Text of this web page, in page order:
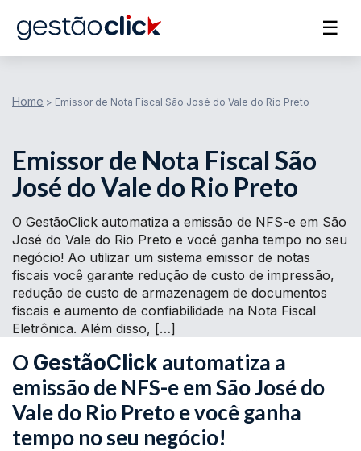
☰
Home > Emissor de Nota Fiscal São José do Vale do Rio Preto
Emissor de Nota Fiscal São
José do Vale do Rio Preto
O GestãoClick automatiza a emissão de NFS-e em São
José do Vale do Rio Preto e você ganha tempo no seu
negócio! Ao utilizar um sistema emissor de notas
fiscais você garante redução de custo de impressão,
redução de custo de armazenagem de documentos
fiscais e aumento de confiabilidade na Nota Fiscal
Eletrônica. Além disso, […]
O GestãoClick automatiza a
emissão de NFS-e em São José do
Vale do Rio Preto e você ganha
tempo no seu negócio!